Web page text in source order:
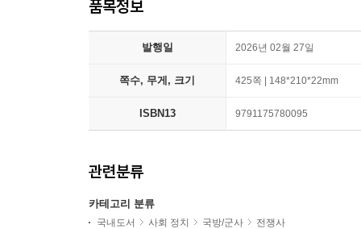
품목정보
발행일 2026년 02월 27일
쪽수, 무게, 크기 425쪽 | 148*210*22mm
ISBN13 9791175780095
관련분류
카테고리 분류
국내도서 사회 정치 국방/군사
전쟁사